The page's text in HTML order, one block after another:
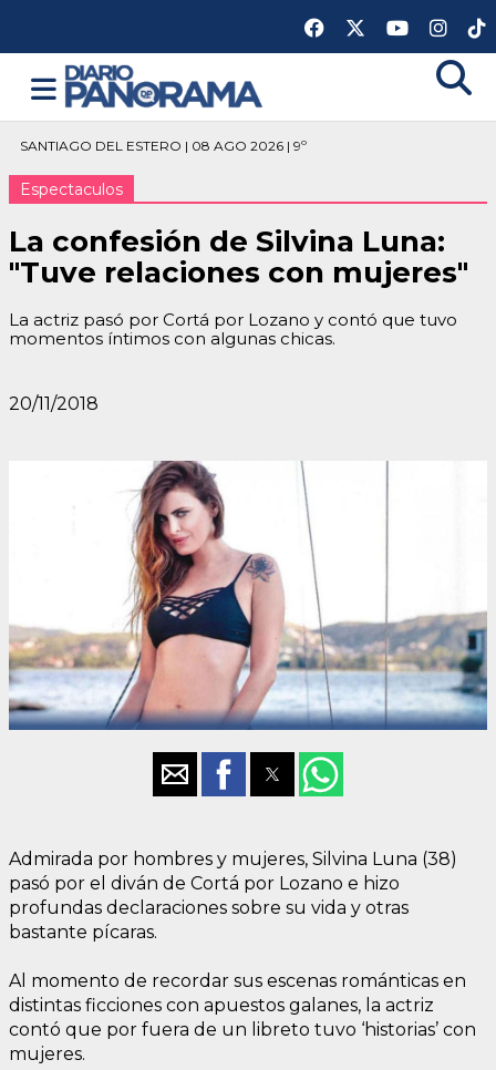
SANTIAGO DEL ESTERO | 08 AGO 2026 | 9º
Espectaculos
La confesión de Silvina Luna:
"Tuve relaciones con mujeres"
La actriz pasó por Cortá por Lozano y contó que tuvo
momentos íntimos con algunas chicas.
20/11/2018
Admirada por hombres y mujeres, Silvina Luna (38)
pasó por el diván de Cortá por Lozano e hizo
profundas declaraciones sobre su vida y otras
bastante pícaras.
Al momento de recordar sus escenas románticas en
distintas ficciones con apuestos galanes, la actriz
contó que por fuera de un libreto tuvo ‘historias’ con
mujeres.